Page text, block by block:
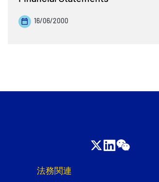
16/06/2000
法務関連